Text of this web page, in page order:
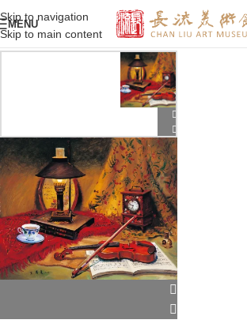
Skip to navigation
Skip to main content
MENU